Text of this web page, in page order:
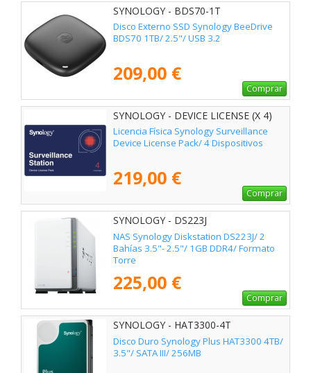
SYNOLOGY - BDS70-1T
Disco Externo SSD Synology BeeDrive
BDS70 1TB/ 2.5"/ USB 3.2
209,00 €
Comprar
SYNOLOGY - DEVICE LICENSE (X 4)
Licencia Física Synology Surveillance
Device License Pack/ 4 Dispositivos
219,00 €
Comprar
SYNOLOGY - DS223J
NAS Synology Diskstation DS223J/ 2
Bahías 3.5"- 2.5"/ 1GB DDR4/ Formato
Torre
225,00 €
Comprar
SYNOLOGY - HAT3300-4T
Disco Duro Synology Plus HAT3300 4TB/
3.5"/ SATA III/ 256MB